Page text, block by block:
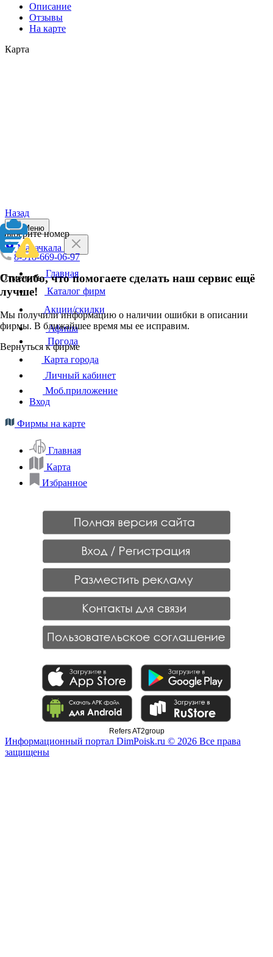
Описание
Отзывы
На карте
Карта
Назад
Выберите номер
8-918-669-06-97
Отменить
Спасибо, что помогаете сделать наш сервис ещё
лучше!
Мы получили информацию о наличии ошибки в описании
фирмы. В ближайшее время мы ее исправим.
Вернуться к фирме
Меню
Махачкала
Главная
Каталог фирм
Акции/скидки
Афиша
Погода
Карта города
Личный кабинет
Моб.приложение
Вход
Фирмы на карте
Главная
Карта
Избранное
Refers AT2group
Информационный портал DimPoisk.ru © 2026 Все права
защищены